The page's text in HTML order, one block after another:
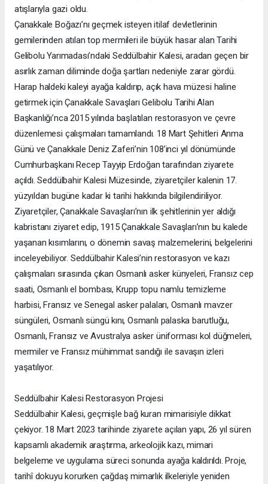
atışlarıyla gazi oldu.
Çanakkale Boğazı’nı geçmek isteyen itilaf devletlerinin
gemilerinden atılan top mermileri ile büyük hasar alan Tarihi
Gelibolu Yarımadası’ndaki Seddülbahir Kalesi, aradan geçen bir
asırlık zaman diliminde doğa şartları nedeniyle zarar gördü.
Harap haldeki kaleyi ayağa kaldırıp, açık hava müzesi haline
getirmek için Çanakkale Savaşları Gelibolu Tarihi Alan
Başkanlığı’nca 2015 yılında başlatılan restorasyon ve çevre
düzenlemesi çalışmaları tamamlandı. 18 Mart Şehitleri Anma
Günü ve Çanakkale Deniz Zaferi’nin 108’inci yıl dönümünde
Cumhurbaşkanı Recep Tayyip Erdoğan tarafından ziyarete
açıldı. Seddülbahir Kalesi Müzesinde, ziyaretçiler kalenin 17.
yüzyıldan bugüne kadar ki tarihi hakkında bilgilendiriliyor.
Ziyaretçiler, Çanakkale Savaşları’nın ilk şehitlerinin yer aldığı
kabristanı ziyaret edip, 1915 Çanakkale Savaşları’nın bu kalede
yaşanan kısımlarını, o dönemin savaş malzemelerini, belgelerini
inceleyebiliyor. Seddülbahir Kalesi’nin restorasyon ve kazı
çalışmaları sırasında çıkan Osmanlı asker künyeleri, Fransız cep
saati, Osmanlı el bombası, Krupp topu namlu temizleme
harbisi, Fransız ve Senegal asker palaları, Osmanlı mavzer
süngüleri, Osmanlı süngü kını, Osmanlı palaska barutluğu,
Osmanlı, Fransız ve Avustralya asker üniforması kol düğmeleri,
mermiler ve Fransız mühimmat sandığı ile savaşın izleri
yaşatılıyor.
Seddülbahir Kalesi Restorasyon Projesi
Seddülbahir Kalesi, geçmişle bağ kuran mimarisiyle dikkat
çekiyor. 18 Mart 2023 tarihinde ziyarete açılan yapı, 26 yıl süren
kapsamlı akademik araştırma, arkeolojik kazı, mimari
belgeleme ve uygulama süreci sonunda ayağa kaldırıldı. Proje,
tarihî dokuyu korurken çağdaş mimarlık ilkeleriyle yeniden